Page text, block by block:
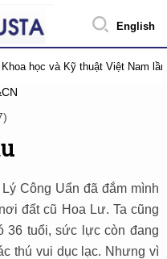
English
học và Kỹ thuật Việt Nam
Công Uẩn đã đắm mình
đất cũ Hoa Lư. Ta cũng
36 tuổi, sức lực còn đang
thú vui dục lạc. Nhưng vì